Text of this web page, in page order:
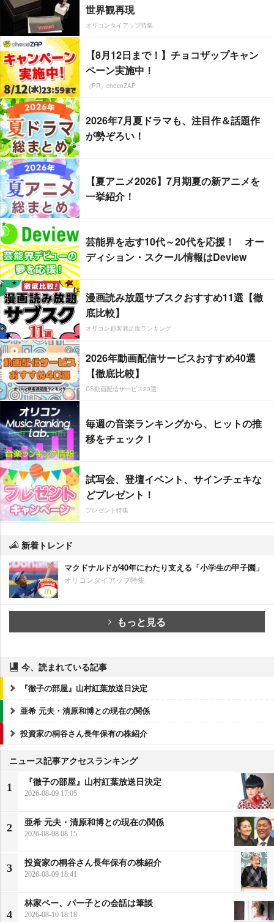
世界観再現
オリコンタイアップ特集
【8月12日まで！】チョコザップキャン
ペーン実施中！
（PR）chocoZAP
2026年7月夏ドラマも、注目作＆話題作
が勢ぞろい！
【夏アニメ2026】7月期夏の新アニメを
一挙紹介！
芸能界を志す10代～20代を応援！ オー
ディション・スクール情報はDeview
漫画読み放題サブスクおすすめ11選【徹
底比較】
オリコン顧客満足度ランキング
2026年動画配信サービスおすすめ40選
【徹底比較】
CS動画配信サービス20選
毎週の音楽ランキングから、ヒットの推
移をチェック！
試写会、登壇イベント、サインチェキな
どプレゼント！
プレゼント特集
新着トレンド
マクドナルドが40年にわたり支える「小学生の甲子園」
オリコンタイアップ特集
もっと見る
今、読まれている記事
『徹子の部屋』山村紅葉放送日決定
亜希 元夫・清原和博との現在の関係
投資家の桐谷さん長年保有の株紹介
ニュース記事アクセスランキング
1
『徹子の部屋』山村紅葉放送日決定
2026-08-09 17:05
2
亜希 元夫・清原和博との現在の関係
2026-08-08 08:15
3
投資家の桐谷さん長年保有の株紹介
2026-08-09 18:41
4
林家ペー、パー子との会話は筆談
2026-08-10 18:18